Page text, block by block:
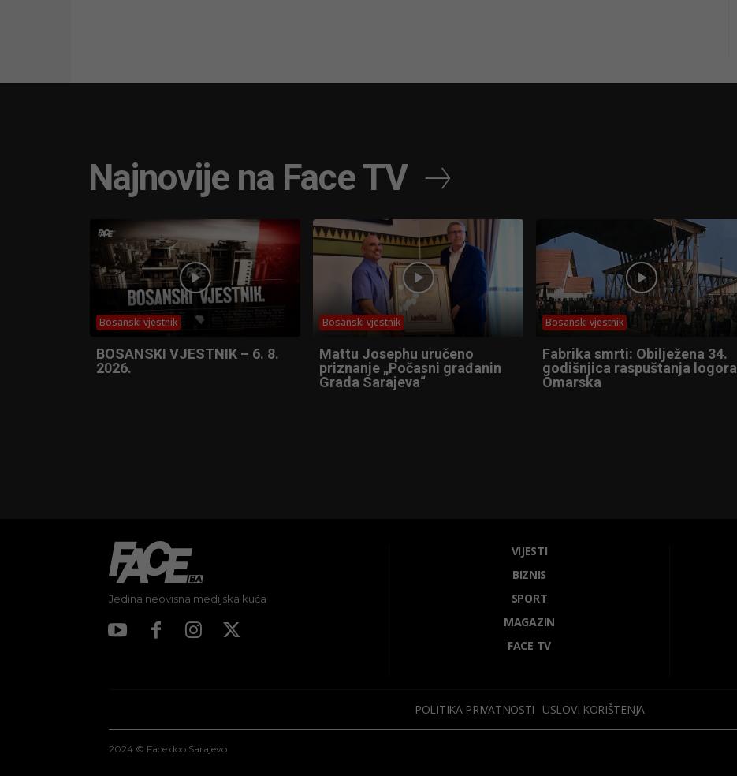
Najnovije na Face TV
Bosanski vjestnik
BOSANSKI VJESTNIK – 6. 8.
2026.
Bosanski vjestnik
Mattu Josephu uručeno
priznanje „Počasni građanin
Grada Sarajeva“
Bosanski vjestnik
Fabrika smrti: Obilježena 34.
godišnjica raspuštanja logora
Omarska
Jedina neovisna medijska kuća
VIJESTI
BIZNIS
SPORT
MAGAZIN
FACE TV
POLITIKA PRIVATNOSTI USLOVI KORIŠTENJA
2024 © Face doo Sarajevo